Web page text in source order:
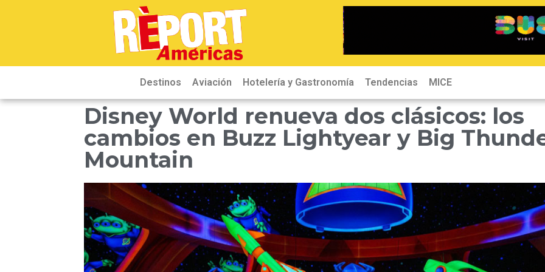
Destinos Aviación Hotelería y Gastronomía Tendencias MICE
Disney World renueva dos clásicos: los
cambios en Buzz Lightyear y Big
Mountain